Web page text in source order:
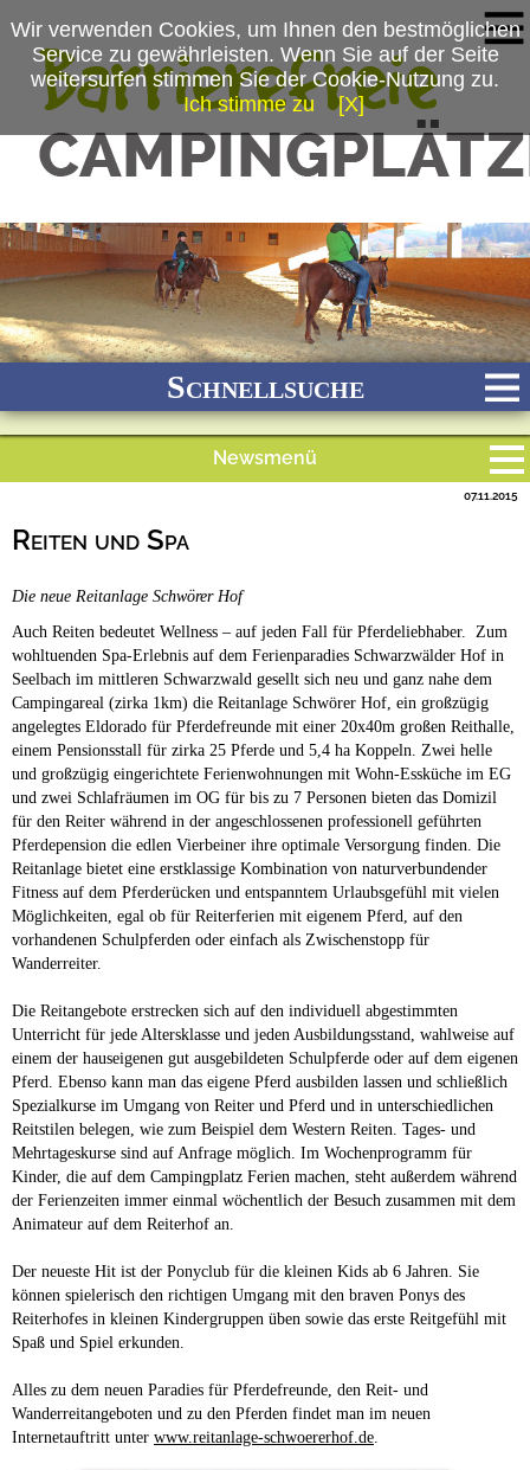
(c) Ferienparadies Schwarzwälder Hof, Familie Schwörer
Schnellsuche
Ganzjährig geöffnet
Newsmenü
Camping & Caravan
Touristik
Reiten und Spa
07.11.2015
Die neue Reitanlage Schwörer Hof
Auch Reiten bedeutet Wellness – auf jeden Fall für Pferdeliebhaber. Zum
wohltuenden Spa-Erlebnis auf dem Ferienparadies Schwarzwälder Hof in
Seelbach im mittleren Schwarzwald gesellt sich neu und ganz nahe dem
Campingareal (zirka 1km) die Reitanlage Schwörer Hof, ein großzügig
angelegtes Eldorado für Pferdefreunde mit einer 20x40m großen Reithalle,
einem Pensionsstall für zirka 25 Pferde und 5,4 ha Koppeln. Zwei helle
und großzügig eingerichtete Ferienwohnungen mit Wohn-Essküche im EG
und zwei Schlafräumen im OG für bis zu 7 Personen bieten das Domizil
für den Reiter während in der angeschlossenen professionell geführten
Pferdepension die edlen Vierbeiner ihre optimale Versorgung finden. Die
Reitanlage bietet eine erstklassige Kombination von naturverbundender
Fitness auf dem Pferderücken und entspanntem Urlaubsgefühl mit vielen
Möglichkeiten, egal ob für Reiterferien mit eigenem Pferd, auf den
vorhandenen Schulpferden oder einfach als Zwischenstopp für
Wanderreiter.
Die Reitangebote erstrecken sich auf den individuell abgestimmten
Unterricht für jede Altersklasse und jeden Ausbildungsstand, wahlweise auf
einem der hauseigenen gut ausgebildeten Schulpferde oder auf dem eigenen
Pferd. Ebenso kann man das eigene Pferd ausbilden lassen und schließlich
Spezialkurse im Umgang von Reiter und Pferd und in unterschiedlichen
Reitstilen belegen, wie zum Beispiel dem Western Reiten. Tages- und
Mehrtageskurse sind auf Anfrage möglich. Im Wochenprogramm für
Kinder, die auf dem Campingplatz Ferien machen, steht außerdem während
der Ferienzeiten immer einmal wöchentlich der Besuch zusammen mit dem
Animateur auf dem Reiterhof an.
Der neueste Hit ist der Ponyclub für die kleinen Kids ab 6 Jahren. Sie
können spielerisch den richtigen Umgang mit den braven Ponys des
Reiterhofes in kleinen Kindergruppen üben sowie das erste Reitgefühl mit
Spaß und Spiel erkunden.
Alles zu dem neuen Paradies für Pferdefreunde, den Reit- und
Wanderreitangeboten und zu den Pferden findet man im neuen
Internetauftritt unter www.reitanlage-schwoererhof.de
Wir verwenden Cookies, um Ihnen den bestmöglichen
Service zu gewährleisten. Wenn Sie auf der Seite
weitersurfen stimmen Sie der Cookie-Nutzung zu.
Ich stimme zu
[X]